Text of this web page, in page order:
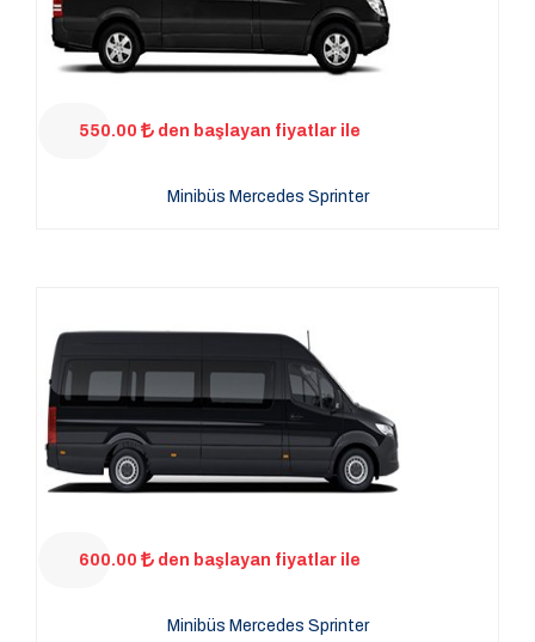
550.00 den başlayan fiyatlar ile
Minibüs Mercedes Sprinter
600.00 den başlayan fiyatlar ile
Minibüs Mercedes Sprinter